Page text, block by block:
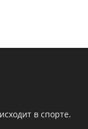
в спорте.